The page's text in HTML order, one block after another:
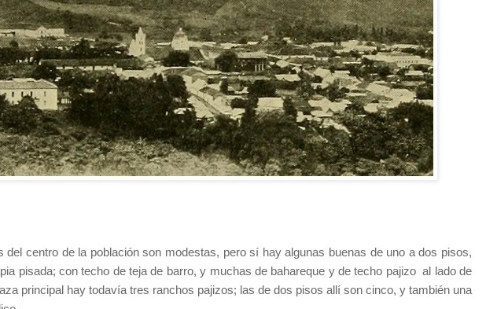
del centro de la población son modestas, pero sí hay algunas buenas de uno a dos pisos,
pisada; con techo de teja de barro, y muchas de bahareque y de techo pajizo al lado de
principal hay todavía tres ranchos pajizos; las de dos pisos allí son cinco, y también una